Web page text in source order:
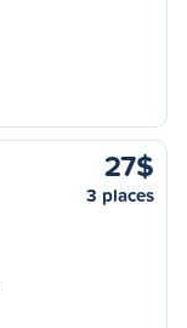
27$
3 places